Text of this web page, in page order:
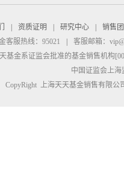
资质证明 研究中心
销售
客服热线：95021
客服邮箱：
基金系证监会批准的基金销售机构
中国证监会上
CopyRight 上海天天基金销售有限